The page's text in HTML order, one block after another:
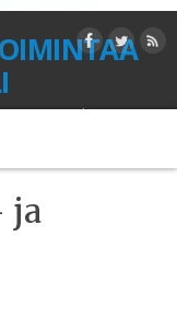
| MAIDOSTA
ja